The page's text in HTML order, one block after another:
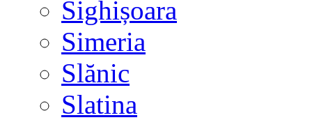
Sighișoara
Simeria
Slănic
Slatina